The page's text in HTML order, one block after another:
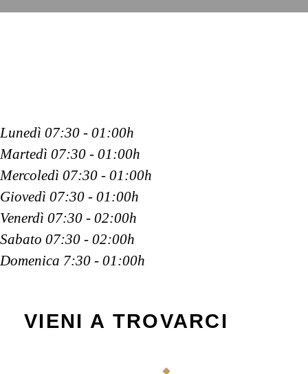
Lunedì 07:30 - 01:00h
Martedì 07:30 - 01:00h
Mercoledì 07:30 - 01:00h
Giovedì 07:30 - 01:00h
Venerdì 07:30 - 02:00h
Sabato 07:30 - 02:00h
Domenica 7:30 - 01:00h
VIENI A TROVARCI